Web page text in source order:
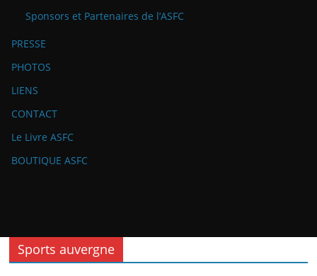
Sponsors et Partenaires de l’ASFC
PRESSE
PHOTOS
LIENS
CONTACT
Le Livre ASFC
BOUTIQUE ASFC
Sports auvergne